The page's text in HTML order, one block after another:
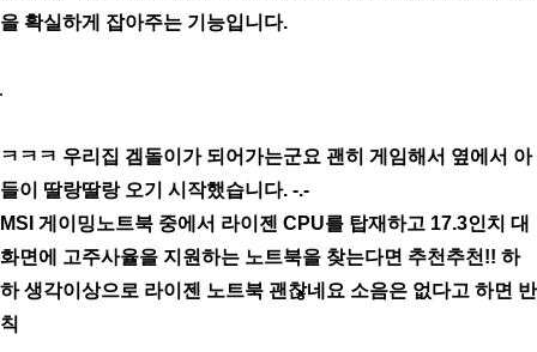
을 확실하게 잡아주는 기능입니다.
ㅋㅋㅋ 우리집 겜돌이가 되어가는군요 괜히 게임해서 옆에서 아
들이 딸랑딸랑 오기 시작했습니다. -.-
MSI 게이밍노트북 중에서 라이젠 CPU를 탑재하고 17.3인치 대
화면에 고주사율을 지원하는 노트북을 찾는다면 추천추천!! 하
하 생각이상으로 라이젠 노트북 괜찮네요 소음은 없다고 하면 반
칙